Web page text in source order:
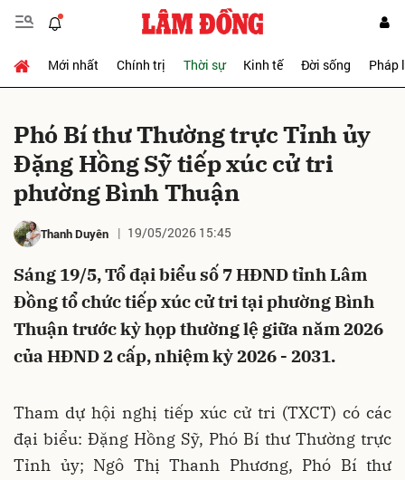
Mới nhất Chính trị Thời sự Kinh tế Đời sống Pháp
Phó Bí thư Thường trực Tỉnh ủy
Đặng Hồng Sỹ tiếp xúc cử tri
phường Bình Thuận
Thanh Duyên 19/05/2026 15:45
Sáng 19/5, Tổ đại biểu số 7 HĐND tỉnh Lâm
Đồng tổ chức tiếp xúc cử tri tại phường Bình
Thuận trước kỳ họp thường lệ giữa năm 2026
của HĐND 2 cấp, nhiệm kỳ 2026 - 2031.
Tham dự hội nghị tiếp xúc cử tri (TXCT) có các
đại biểu: Đặng Hồng Sỹ, Phó Bí thư Thường trực
Tỉnh ủy; Ngô Thị Thanh Phương, Phó Bí thư
Gửi bình luận
Hủy Gửi